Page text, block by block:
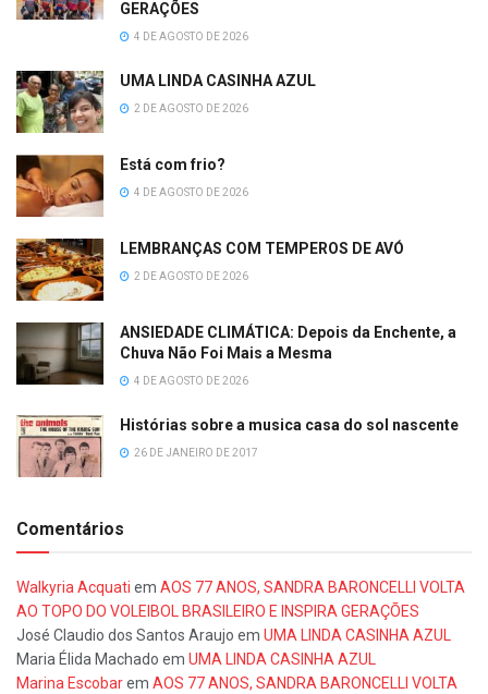
GERAÇÕES
4 DE AGOSTO DE 2026
UMA LINDA CASINHA AZUL
2 DE AGOSTO DE 2026
Está com frio?
4 DE AGOSTO DE 2026
LEMBRANÇAS COM TEMPEROS DE AVÓ
2 DE AGOSTO DE 2026
ANSIEDADE CLIMÁTICA: Depois da Enchente, a
Chuva Não Foi Mais a Mesma
4 DE AGOSTO DE 2026
Histórias sobre a musica casa do sol nascente
26 DE JANEIRO DE 2017
Comentários
Walkyria Acquati em AOS 77 ANOS, SANDRA BARONCELLI VOLTA
AO TOPO DO VOLEIBOL BRASILEIRO E INSPIRA GERAÇÕES
José Claudio dos Santos Araujo em UMA LINDA CASINHA AZUL
Maria Élida Machado em UMA LINDA CASINHA AZUL
Marina Escobarem AOS 77 ANOS, SANDRA BARONCELLI VOLTA